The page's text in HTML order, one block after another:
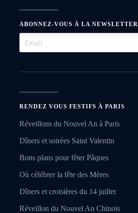
ABONNEZ-VOUS À LA NEWSLETTER
RENDEZ VOUS FESTIFS À PARIS
Réveillons du Nouvel An à Paris
Dîners et soirées Saint Valentin
Bons plans pour fêter Pâques
Où célébrer la fête des Mères
Dîners et croisières du 14 juillet
Réveillon du Nouvel An Chinois